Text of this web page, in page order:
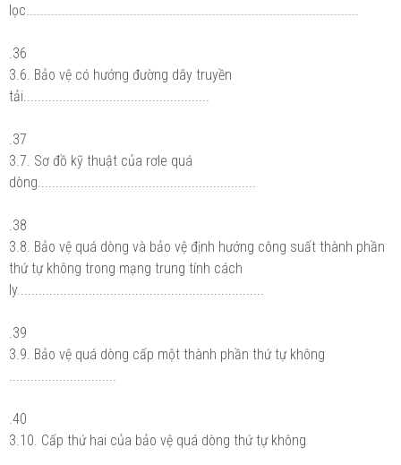
lọc.............................................................................................
.36
3.6. Bảo vệ có hướng đường dây truyền
tải....................................................
.37
3.7. Sơ đồ kỹ thuật của rơle quá
dòng.............................................................
.38
3.8. Bảo vệ quá dòng và bảo vệ định hướng công suất thành phần
thứ tự không trong mạng trung tính cách
ly.....................................................................
.39
3.9. Bảo vệ quá dòng cấp một thành phần thứ tự không
.40
3.10. Cấp thứ hai của bảo vệ quá dòng thứ tự không